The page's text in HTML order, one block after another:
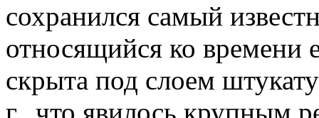
сохранился самый
относящийся ко времени
скрыта под слоем